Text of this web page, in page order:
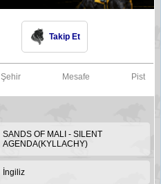
Takip Et
Şehir Mesafe Pist
SANDS OF MALI - SILENT
AGENDA(KYLLACHY)
İngiliz